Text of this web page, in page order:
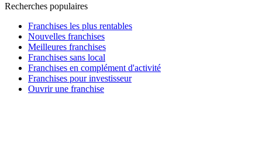
Recherches populaires
Franchises les plus rentables
Nouvelles franchises
Meilleures franchises
Franchises sans local
Franchises en complément d'activité
Franchises pour investisseur
Ouvrir une franchise